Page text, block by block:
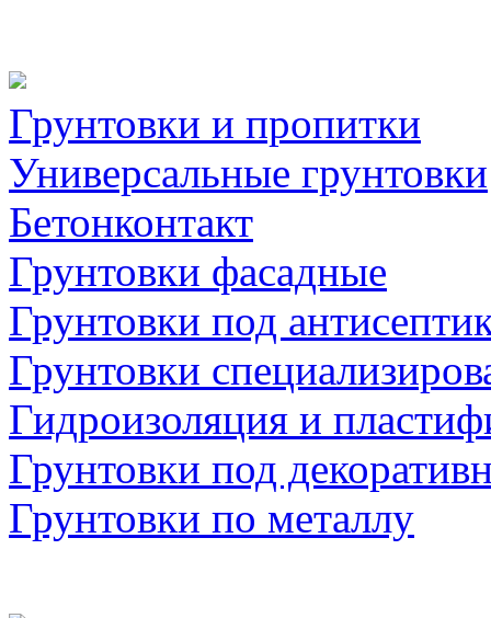
Грунтовки и пропитки
Универсальные грунтовки
Бетонконтакт
Грунтовки фасадные
Грунтовки под
Грунтовки
Гидроизоляция и
Грунтовки под
Грунтовки по металлу